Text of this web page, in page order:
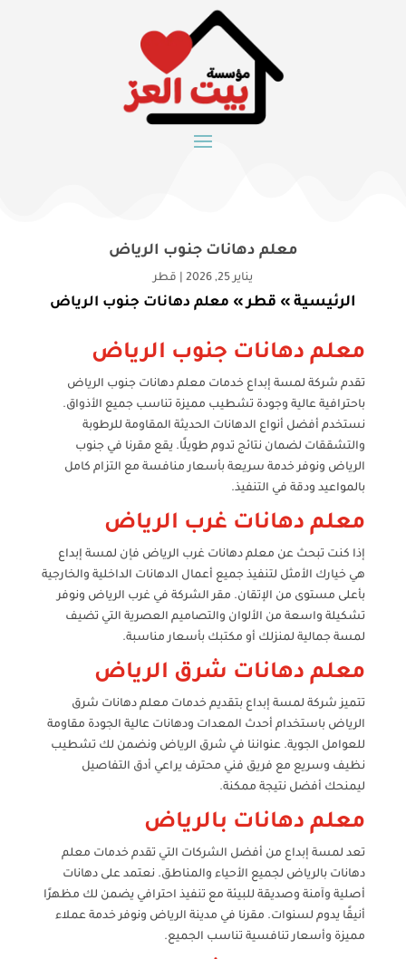
معلم دهانات جنوب الرياض
يناير 25, 2026 قطر
الرئيسية » قطر» معلم دهانات جنوب الرياض
معلم دهانات جنوب الرياض
تقدم شركة لمسة إبداع خدمات معلم دهانات جنوب الرياض
باحترافية عالية وجودة تشطيب مميزة تناسب جميع الأذواق.
نستخدم أفضل أنواع الدهانات الحديثة المقاومة للرطوبة
والتشققات لضمان نتائج تدوم طويلًا. يقع مقرنا في جنوب
الرياض ونوفر خدمة سريعة بأسعار منافسة مع التزام كامل
بالمواعيد ودقة في التنفيذ.
معلم دهانات غرب الرياض
إذا كنت تبحث عن معلم دهانات غرب الرياض فإن لمسة إبداع
هي خيارك الأمثل لتنفيذ جميع أعمال الدهانات الداخلية والخارجية
بأعلى مستوى من الإتقان. مقر الشركة في غرب الرياض ونوفر
تشكيلة واسعة من الألوان والتصاميم العصرية التي تضيف
لمسة جمالية لمنزلك أو مكتبك بأسعار مناسبة.
معلم دهانات شرق الرياض
تتميز شركة لمسة إبداع بتقديم خدمات معلم دهانات شرق
الرياض باستخدام أحدث المعدات ودهانات عالية الجودة مقاومة
للعوامل الجوية. عنواننا في شرق الرياض ونضمن لك تشطيب
نظيف وسريع مع فريق فني محترف يراعي أدق التفاصيل
ليمنحك أفضل نتيجة ممكنة.
معلم دهانات بالرياض
تعد لمسة إبداع من أفضل الشركات التي تقدم خدمات معلم
دهانات بالرياض لجميع الأحياء والمناطق. نعتمد على دهانات
أصلية وآمنة وصديقة للبيئة مع تنفيذ احترافي يضمن لك مظهرًا
أنيقًا يدوم لسنوات. مقرنا في مدينة الرياض ونوفر خدمة عملاء
مميزة وأسعار تنافسية تناسب الجميع.